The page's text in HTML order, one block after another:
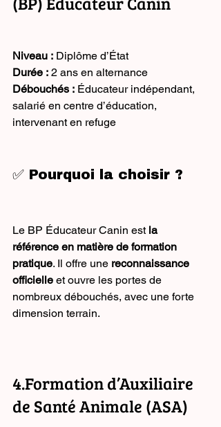
Niveau : Diplôme d’État
Durée : 2 ans en alternance
Débouchés : Éducateur indépendant,
salarié en centre d’éducation,
intervenant en refuge
✅ Pourquoi la choisir ?
Le BP Éducateur Canin est la
référence en matière de formation
pratique. Il offre une reconnaissance
officielle et ouvre les portes de
nombreux débouchés, avec une forte
dimension terrain.
4.Formation d’Auxiliaire
de Santé Animale (ASA)